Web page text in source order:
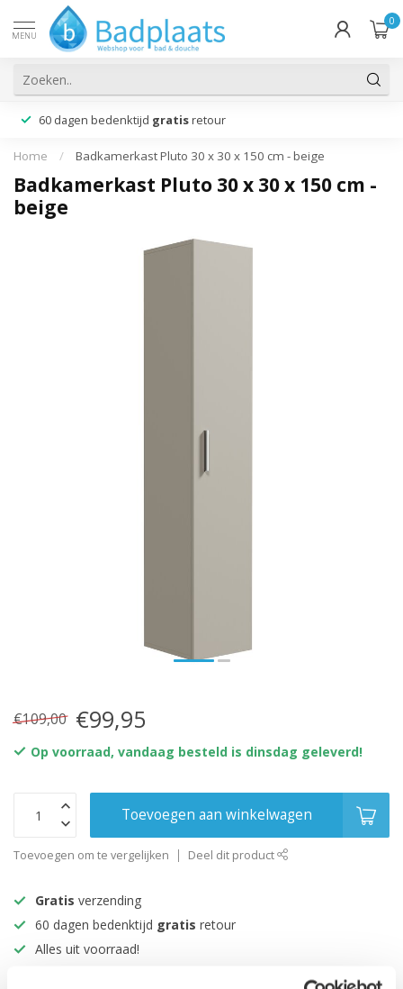
MENU
0
60 dagen bedenktijd gratis retour
Home / Badkamerkast Pluto 30 x 30 x 150 cm - beige
Badkamerkast Pluto 30 x 30 x 150 cm -
beige
€109,00 €99,95
Op voorraad, vandaag besteld is dinsdag geleverd!
Toevoegen aan winkelwagen
Toevoegen om te vergelijken Deel dit product
Gratis verzending
60 dagen bedenktijd gratis retour
Alles uit voorraad!